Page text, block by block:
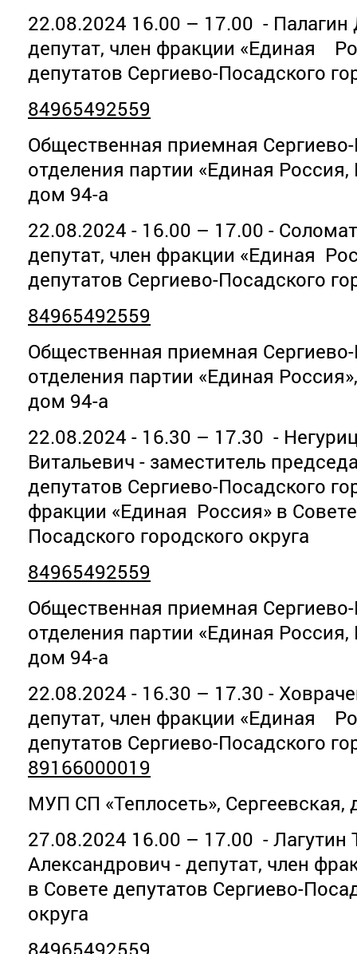
22.08.2024 16.00 – 17.00 -
депутат, член фракции «Единая
депутатов Сергиево-Посадского
84965492559
Общественная приемная
отделения партии «Единая
дом 94-а
22.08.2024 - 16.00 – 17.00 -
депутат, член фракции «Единая
депутатов Сергиево-Посадского
84965492559
Общественная приемная
отделения партии «Единая
дом 94-а
22.08.2024 - 16.30 – 17.30 -
Витальевич - заместитель
депутатов Сергиево-Посадского
фракции «Единая Россия» в
Посадского городского округа
84965492559
Общественная приемная
отделения партии «Единая
дом 94-а
22.08.2024 - 16.30 – 17.30 -
депутат, член фракции «Единая
депутатов Сергиево-Посадского
89166000019
МУП СП «Теплосеть», Сергеевская,
27.08.2024 16.00 – 17.00 - Лагутин
Александрович - депутат, член
в Совете депутатов Сергиево-
округа
84965492559